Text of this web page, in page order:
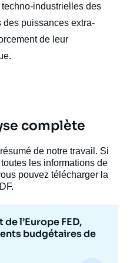
industrielles des
des puissances extra-
de leur
complète
de notre travail. Si
les informations de
pouvez télécharger la
l’Europe FED,
budgétaires de